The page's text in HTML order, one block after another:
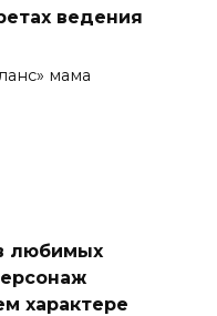
ведения
мама
любимых
характере